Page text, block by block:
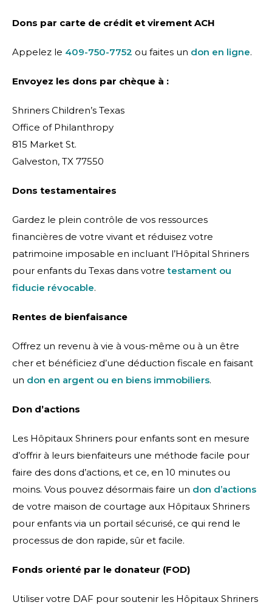
Dons par carte de crédit et virement ACH
Appelez le 409-750-7752 ou faites un don en ligne.
Envoyez les dons par chèque à :
Shriners Children’s Texas
Office of Philanthropy
815 Market St.
Galveston, TX 77550
Dons testamentaires
Gardez le plein contrôle de vos ressources
financières de votre vivant et réduisez votre
patrimoine imposable en incluant l’Hôpital Shriners
pour enfants du Texas dans votretestament ou
fiducie révocable.
Rentes de bienfaisance
Offrez un revenu à vie à vous-même ou à un être
cher et bénéficiez d’une déduction fiscale en faisant
un don en argent ou en biens immobiliers.
Don d’actions
Les Hôpitaux Shriners pour enfants sont en mesure
d’offrir à leurs bienfaiteurs une méthode facile pour
faire des dons d’actions, et ce, en 10 minutes ou
moins. Vous pouvez désormais faire un don d’actions
de votre maison de courtage aux Hôpitaux Shriners
pour enfants via un portail sécurisé, ce qui rend le
processus de don rapide, sûr et facile.
Fonds orienté par le donateur (FOD)
Utiliser votre DAF pour soutenir les Hôpitaux Shriners